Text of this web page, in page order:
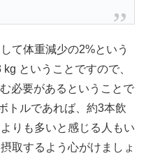
て体重減少の2%という
ということですので、
必要があるということで
トルであれば、約3本飲
りも多いと感じる人もい
取するよう心がけましょ